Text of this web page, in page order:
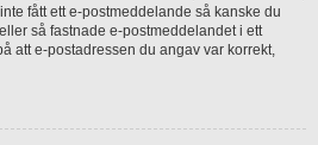
fått ett e-postmeddelande så kanske du
så fastnade e-postmeddelandet i ett
att e-postadressen du angav var korrekt,